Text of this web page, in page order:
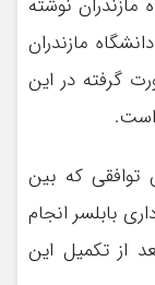
مازندران نوشته
مازندران
گرفته در این
است.
که بین
بابلسر انجام
از تکمیل این